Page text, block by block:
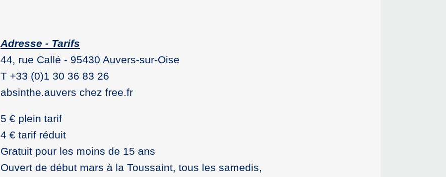
Adresse - Tarifs
44, rue Callé - 95430 Auvers-sur-Oise
T +33 (0)1 30 36 83 26
absinthe.auvers chez free.fr
5 € plein tarif
4 € tarif réduit
Gratuit pour les moins de 15 ans
Ouvert de début mars à la Toussaint, tous les samedis,